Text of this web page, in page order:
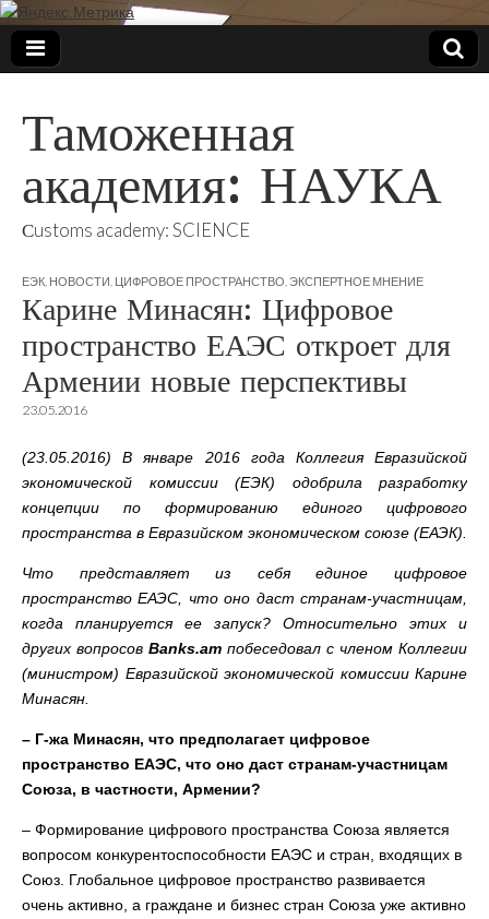
Таможенная
академия: НАУКА
Сustoms academy: SCIENCE
ЕЭК НОВОСТИ ЦИФРОВОЕ ПРОСТРАНСТВО ЭКСПЕРТНОЕ МНЕНИЕ
Карине Минасян: Цифровое
пространство ЕАЭС откроет для
Армении новые перспективы
23.05.2016
(23.05.2016) В январе 2016 года Коллегия Евразийской
экономической комиссии (ЕЭК) одобрила разработку
концепции по формированию единого цифрового
пространства в Евразийском экономическом союзе (ЕАЭК).
Что представляет из себя единое цифровое
пространство ЕАЭС, что оно даст странам-участницам,
когда планируется ее запуск? Относительно этих и
других вопросов Banks.am побеседовал с членом Коллегии
(министром) Евразийской экономической комиссии Карине
Минасян.
– Г-жа Минасян, что предполагает цифровое
пространство ЕАЭС, что оно даст странам-участницам
Союза, в частности, Армении?
– Формирование цифрового пространства Союза является
вопросом конкурентоспособности ЕАЭС и стран, входящих в
Союз. Глобальное цифровое пространство развивается
очень активно, а граждане и бизнес стран Союза уже активно